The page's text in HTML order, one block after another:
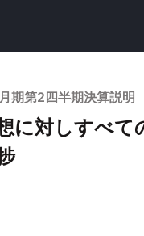
期第2四半期決算説明
に対しすべ